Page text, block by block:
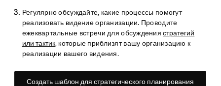
Регулярно обсуждайте, какие процессы помогут
реализовать видение организации. Проводите
ежеквартальные встречи для обсуждениястратегий
или тактик, которые приблизят вашу организацию к
реализации вашего видения.
Создать шаблон для стратегического планирования